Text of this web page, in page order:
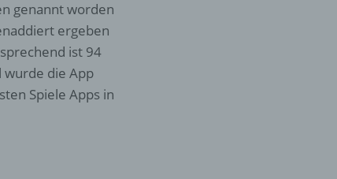
genannt worden
ergeben
ist 94
wurde die App
Spiele Apps in